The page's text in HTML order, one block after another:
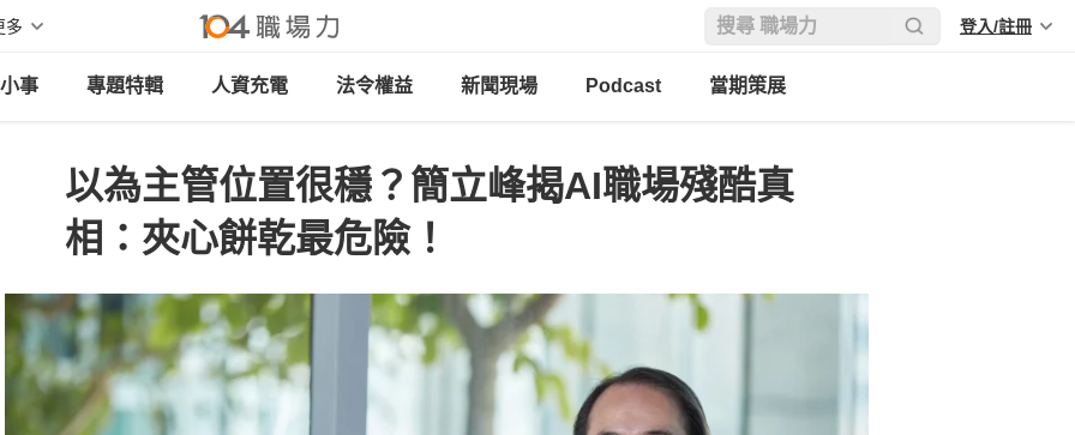
多 登入/註冊
事 專題特輯 人資充電 法令權益 新聞現場 Podcast 當期策展
以為主管位置很穩？簡立峰揭AI職場殘酷真
相：夾心餅乾最危險！